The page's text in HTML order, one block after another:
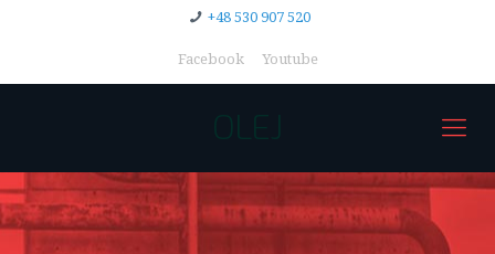
+48 530 907 520
Facebook Youtube
OLEJ